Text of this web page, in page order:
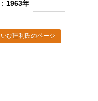
1963年
いび匡利氏のページ